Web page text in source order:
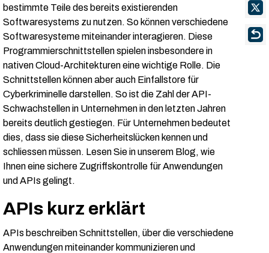
bestimmte Teile des bereits existierenden
Softwaresystems zu nutzen. So können verschiedene
Softwaresysteme miteinander interagieren. Diese
Programmierschnittstellen spielen insbesondere in
nativen Cloud-Architekturen eine wichtige Rolle. Die
Schnittstellen können aber auch Einfallstore für
Cyberkriminelle darstellen. So ist die Zahl der API-
Schwachstellen in Unternehmen in den letzten Jahren
bereits deutlich gestiegen. Für Unternehmen bedeutet
dies, dass sie diese Sicherheitslücken kennen und
schliessen müssen. Lesen Sie in unserem Blog, wie
Ihnen eine sichere Zugriffskontrolle für Anwendungen
und APIs gelingt.
APIs kurz erklärt
APIs beschreiben Schnittstellen, über die verschiedene
Anwendungen miteinander kommunizieren und